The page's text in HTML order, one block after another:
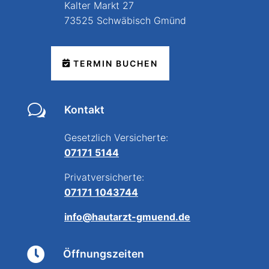
Kalter Markt 27
73525 Schwäbisch Gmünd
TERMIN BUCHEN
w Kontakt
Gesetzlich Versicherte:
07171 5144
Privatversicherte:
07171 1043744
info@hautarzt-gmuend.de
 Öffnungszeiten